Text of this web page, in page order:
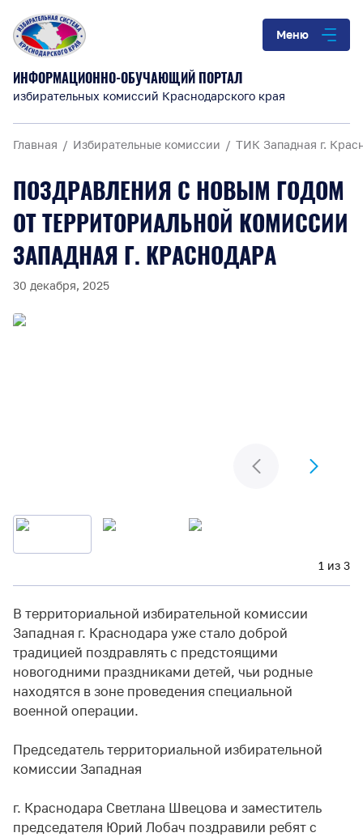
Меню
ИНФОРМАЦИОННО-ОБУЧАЮЩИЙ ПОРТАЛ
избирательных комиссий Краснодарского края
Главная Избирательные комиссии ТИК Западная г.
ПОЗДРАВЛЕНИЯ С НОВЫМ ГОДОМ
ОТ ТЕРРИТОРИАЛЬНОЙ КОМИССИИ
ЗАПАДНАЯ Г. КРАСНОДАРА
30 декабря, 2025
1 из 3
В территориальной избирательной комиссии
Западная г. Краснодара уже стало доброй
традицией поздравлять с предстоящими
новогодними праздниками детей, чьи родные
находятся в зоне проведения специальной
военной операции.
Председатель территориальной избирательной
комиссии Западная
г. Краснодара Светлана Швецова и заместитель
председателя Юрий Лобач поздравили ребят с